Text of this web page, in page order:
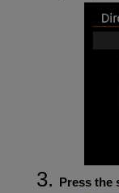
Press the